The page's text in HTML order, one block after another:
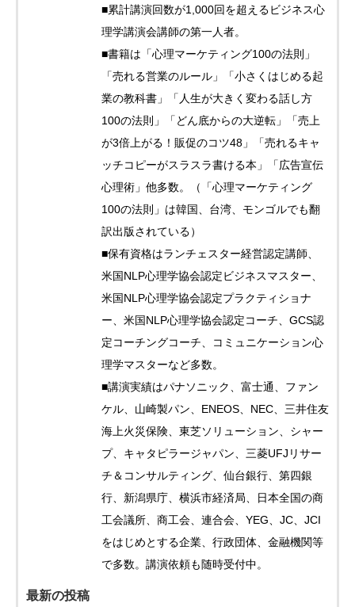
■累計講演回数が1,000回を超えるビジネス心
理学講演会講師の第一人者。
■書籍は「心理マーケティング100の法則」
「売れる営業のルール」「小さくはじめる起
業の教科書」「人生が大きく変わる話し方
100の法則」「どん底からの大逆転」「売上
が3倍上がる！販促のコツ48」「売れるキャ
ッチコピーがスラスラ書ける本」「広告宣伝
心理術」他多数。（「心理マーケティング
100の法則」は韓国、台湾、モンゴルでも翻
訳出版されている）
■保有資格はランチェスター経営認定講師、
米国NLP心理学協会認定ビジネスマスター、
米国NLP心理学協会認定プラクティショナ
ー、米国NLP心理学協会認定コーチ、GCS認
定コーチングコーチ、コミュニケーション心
理学マスターなど多数。
■講演実績はパナソニック、富士通、ファン
ケル、山崎製パン、ENEOS、NEC、三井住友
海上火災保険、東芝ソリューション、シャー
プ、キャタピラージャパン、三菱UFJリサー
チ＆コンサルティング、仙台銀行、第四銀
行、新潟県庁、横浜市経済局、日本全国の商
工会議所、商工会、連合会、YEG、JC、JCI
をはじめとする企業、行政団体、金融機関等
で多数。講演依頼も随時受付中。
最新の投稿